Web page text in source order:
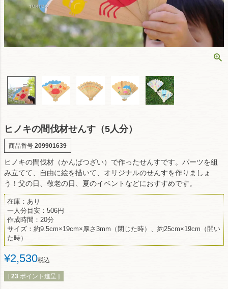
ヒノキの間伐材せんす（5人分）
商品番号 209901639
ヒノキの間伐材（かんばつざい）で作ったせんすです。パーツを組
み立てて、自由に絵を描いて、オリジナルのせんすを作りましょ
う！父の日、敬老の日、夏のイベントなどにおすすめです。
在庫：あり
一人分目安：506円
作成時間：20分
サイズ：約9.5cm×19cm×厚さ3mm（閉じた時）、約25cm×19cm（開い
た時）
¥2,530税込
[ 23 ポイント進呈 ]